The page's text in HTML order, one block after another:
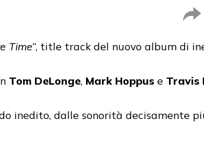
Time“, title track del nuovo album di
Tom DeLonge, Mark Hoppus e Travis
inedito, dalle sonorità decisamente